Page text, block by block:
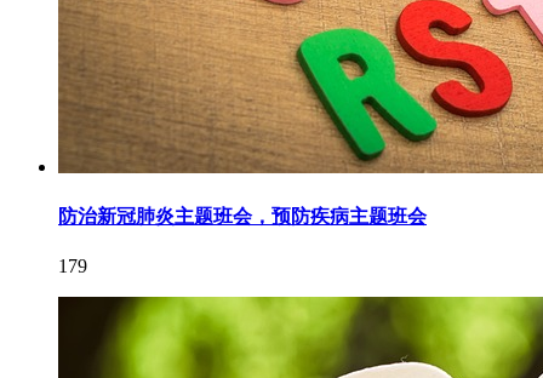
防治新冠肺炎主题班会，预防疾病主题班会
179